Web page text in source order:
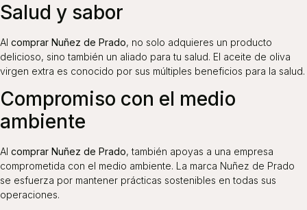
Salud y sabor
Al comprar Nuñez de Prado, no solo adquieres un producto
delicioso, sino también un aliado para tu salud. El aceite de oliva
virgen extra es conocido por sus múltiples beneficios para la salud.
Compromiso con el medio
ambiente
Al comprar Nuñez de Prado, también apoyas a una empresa
comprometida con el medio ambiente. La marca Nuñez de Prado
se esfuerza por mantener prácticas sostenibles en todas sus
operaciones.